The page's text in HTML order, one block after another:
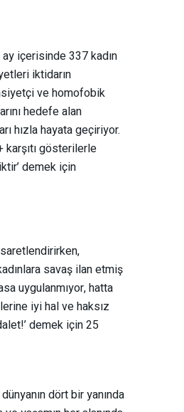
içerisinde 337 kadın
iktidarın
ve homofobik
hedefe alan
hızla hayata geçiriyor.
karşıtı gösterilerle
demek için
savaş ilan etmiş
uygulanmıyor, hatta
iyi hal ve haksız
demek için 25
dört bir yanında